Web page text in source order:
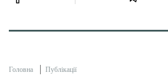
Головна Публікації